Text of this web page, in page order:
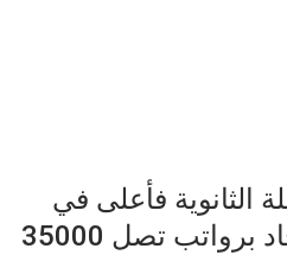
الثانوية فأعلى في
شركة قطارات الاتحاد برواتب تصل 35000